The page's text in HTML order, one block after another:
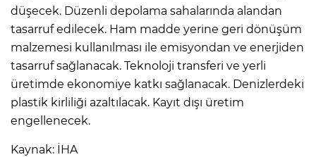
düşecek. Düzenli depolama sahalarında alandan
tasarruf edilecek. Ham madde yerine geri dönüşüm
malzemesi kullanılması ile emisyondan ve enerjiden
tasarruf sağlanacak. Teknoloji transferi ve yerli
üretimde ekonomiye katkı sağlanacak. Denizlerdeki
plastik kirliliği azaltılacak. Kayıt dışı üretim
engellenecek.
Kaynak: İHA